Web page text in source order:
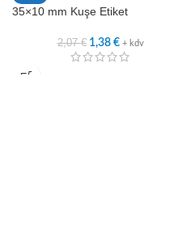
35×10 mm Kuşe Etiket
2,07€ 1,38 € + kdv